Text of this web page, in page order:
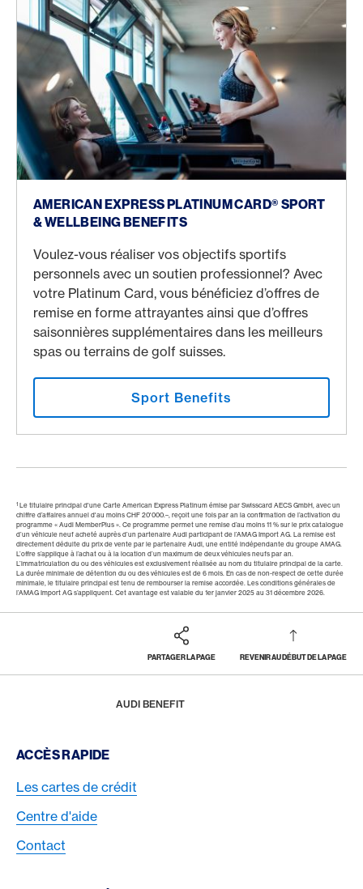
AMERICAN EXPRESS PLATINUM CARD® SPORT
& WELLBEING BENEFITS
Voulez-vous réaliser vos objectifs sportifs
personnels avec un soutien professionnel? Avec
votre Platinum Card, vous bénéficiez d’offres de
remise en forme attrayantes ainsi que d’offres
saisonnières supplémentaires dans les meilleurs
spas ou terrains de golf suisses.
Sport Benefits
1 Le titulaire principal d'une Carte American Express Platinum émise par Swisscard AECS GmbH, avec un
chiffre d’affaires annuel d'au moins CHF 20'000.–, reçoit une fois par an la confirmation de l’activation du
programme « Audi MemberPlus ». Ce programme permet une remise d’au moins 11 % sur le prix catalogue
d’un véhicule neuf acheté auprès d’un partenaire Audi participant de l’AMAG Import AG. La remise est
directement déduite du prix de vente par le partenaire Audi, une entité indépendante du groupe AMAG.
L’offre s’applique à l’achat ou à la location d’un maximum de deux véhicules neufs par an.
L’immatriculation du ou des véhicules est exclusivement réalisée au nom du titulaire principal de la carte.
La durée minimale de détention du ou des véhicules est de 6 mois. En cas de non-respect de cette durée
minimale, le titulaire principal est tenu de rembourser la remise accordée. Les conditions générales de
l’AMAG Import AG s’appliquent. Cet avantage est valable du 1er janvier 2025 au 31 décembre 2026.
PARTAGER LA PAGE REVENIR AU DÉBUT DE LA PAGE
Footer
AUDI BENEFIT
Footer Navigation
ACCÈS RAPIDE
Les cartes de crédit
Centre d'aide
Contact